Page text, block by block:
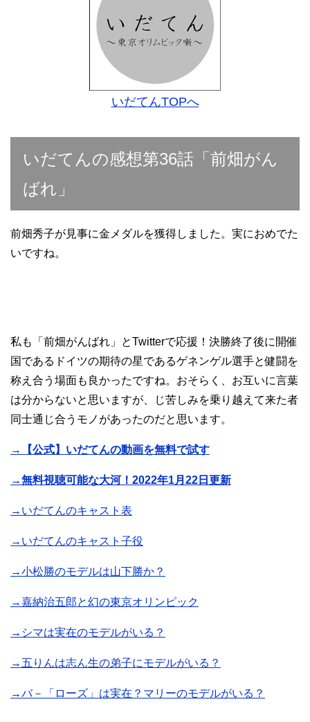
いだてんTOPへ
いだてんの感想第36話「前畑がん
ばれ」
前畑秀子が見事に金メダルを獲得しました。実におめでた
いですね。
私も「前畑がんばれ」とTwitterで応援！決勝終了後に開催
国であるドイツの期待の星であるゲネンゲル選手と健闘を
称え合う場面も良かったですね。おそらく、お互いに言葉
は分からないと思いますが、じ苦しみを乗り越えて来た者
同士通じ合うモノがあったのだと思います。
→【公式】いだてんの動画を無料で試す
→無料視聴可能な大河！2022年1月22日更新
→いだてんのキャスト表
→いだてんのキャスト子役
→小松勝のモデルは山下勝か？
→嘉納治五郎と幻の東京オリンピック
→シマは実在のモデルがいる？
→五りんは志ん生の弟子にモデルがいる？
→バ－「ローズ」は実在？マリーのモデルがいる？